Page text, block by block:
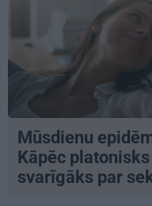
Mūsdienu
Kāpēc
svarīgāks par